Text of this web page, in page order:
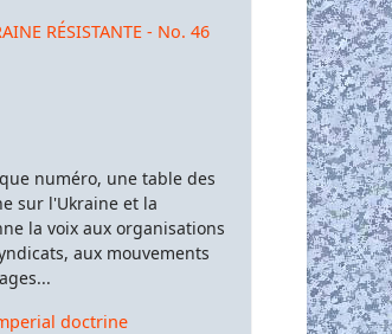
RÉSISTANTE - No. 46
numéro, une table des
sur l'Ukraine et la
la voix aux organisations
aux mouvements
doctrine